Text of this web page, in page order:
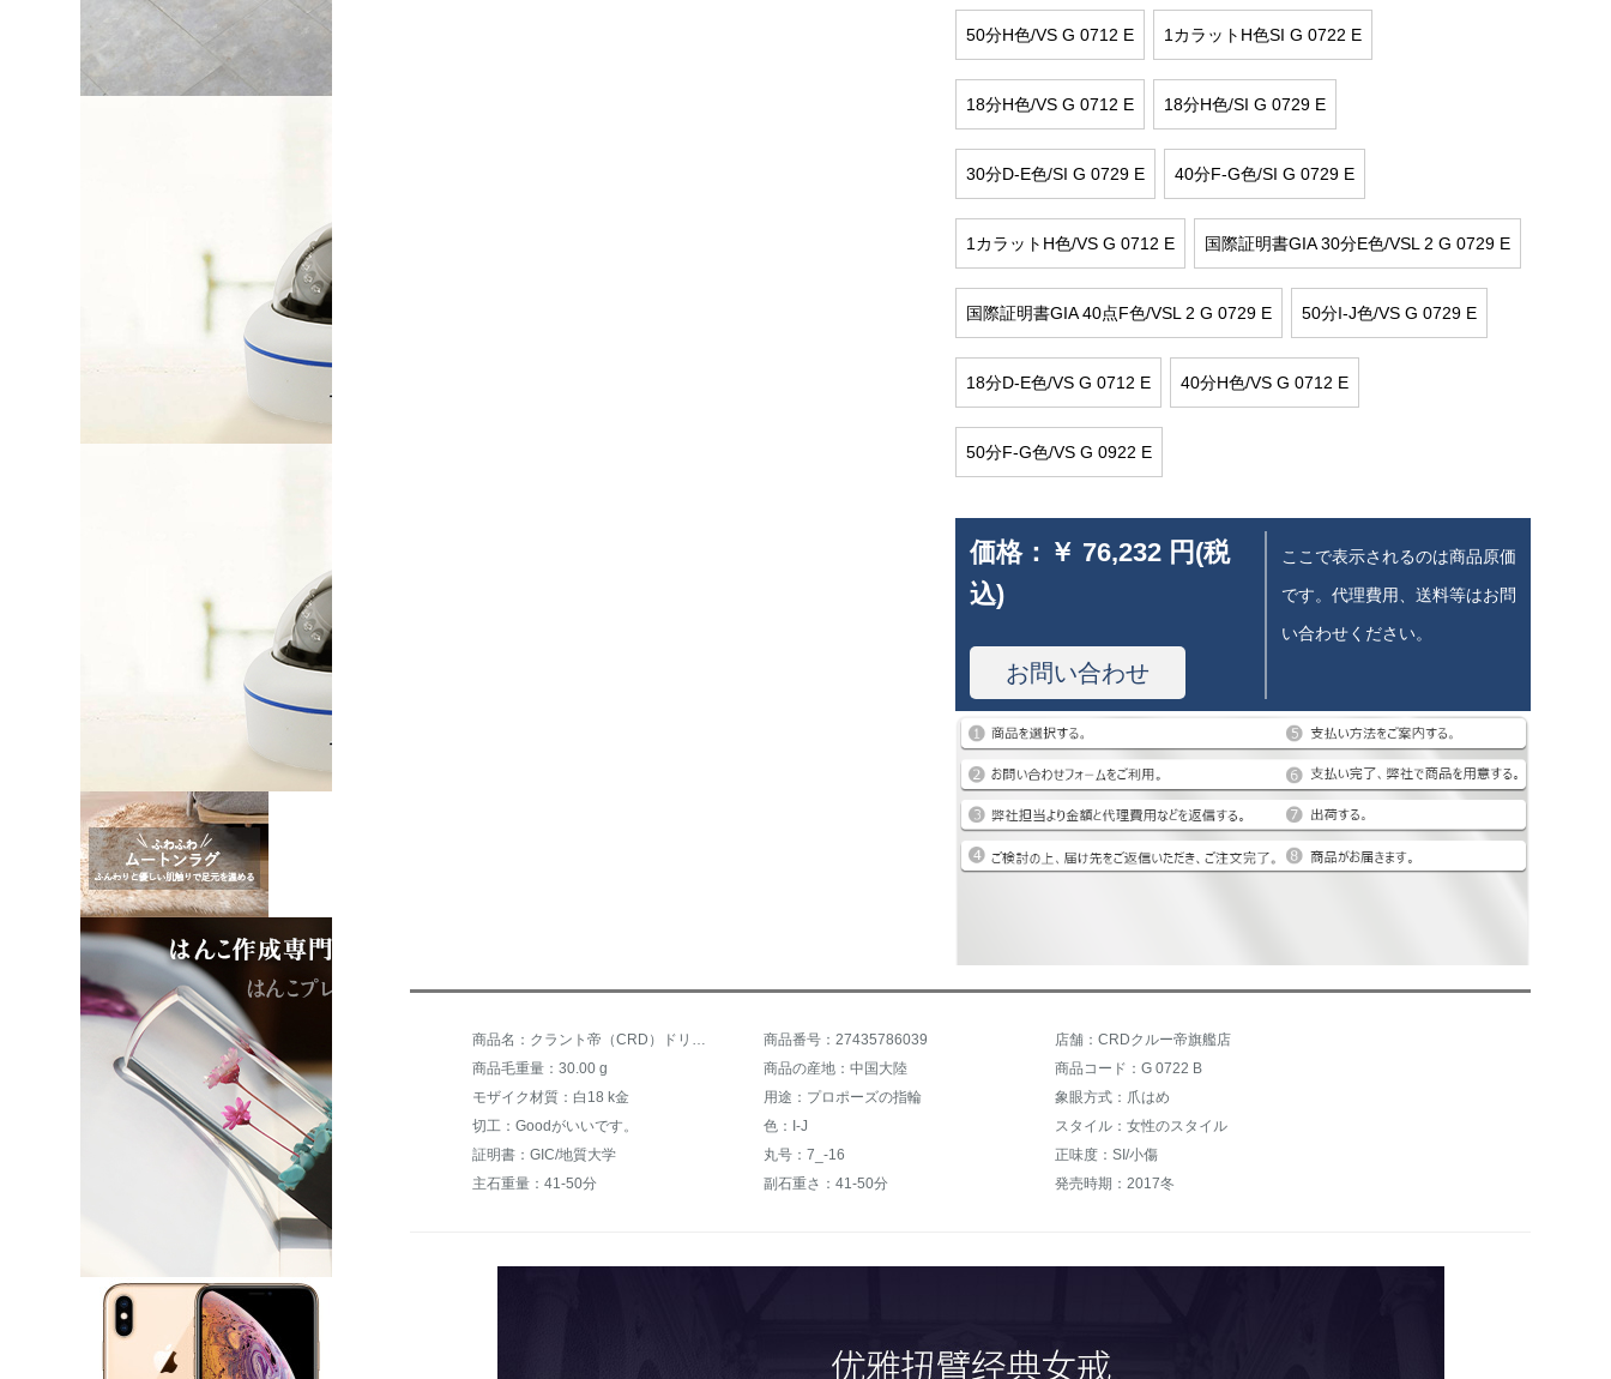
50分H色/VS G 0712 E 1カラットH色SI G 0722 E
18分H色/VS G 0712 E 18分H色/SI G 0729 E
30分D-E色/SI G 0729 E 40分F-G色/SI G 0729 E
1カラットH色/VS G 0712 E 国際証明書GIA 30分E色/VSL 2 G 0729 E
国際証明書GIA 40点F色/VSL 2 G 0729 E 50分I-J色/VS G 0729 E
18分D-E色/VS G 0712 E 40分H色/VS G 0712 E
50分F-G色/VS G 0922 E
価格： ￥ 76,232 円(税
込)
お問い合わせ
ここで表示されるのは商品原価
です。代理費用、送料等はお問
い合わせください。
商品名：クラント帝（CRD）ドリル指輪18 K金ダイヤモンド婚約指輪シングルドリル腕をねじった六爪の指輪が心に花が咲いて50分のH色/SI G 0729 B 商品番号：27435786039
店舗：CRDクルー帝旗艦店
商品毛重量：30.00 g
商品の産地：中国大陸
商品コード：G 0722 B
モザイク材質：白18 k金
用途：プロポーズの指輪
象眼方式：爪はめ
切工：Goodがいいです。
色：I-J
スタイル：女性のスタイル
証明書：GIC/地質大学
丸号：7_-16
正味度：SI/小傷
主石重量：41-50分
副石重さ：41-50分 発売時期：2017冬